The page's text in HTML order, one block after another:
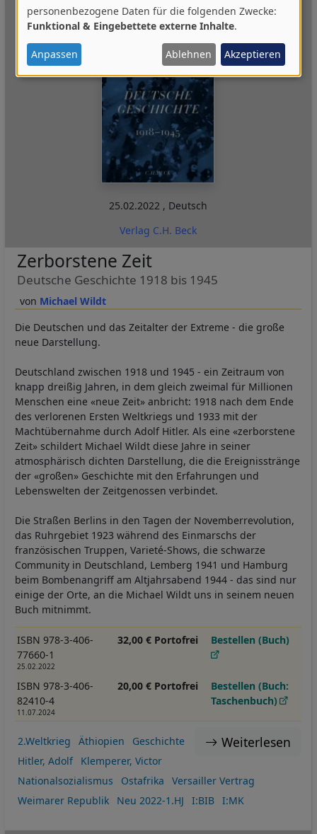
25.02.2022 , Deutsch
Verlag C.H. Beck
Michael Wildt
Zerborstene Zeit
Deutsche Geschichte 1918 bis 1945
Die Deutschen und das Zeitalter der Extreme - die große
neue Darstellung.
Deutschland zwischen 1918 und 1945 - ein Zeitraum von
knapp dreißig Jahren, in dem gleich zweimal für Millionen
Menschen eine «neue Zeit» anbricht: 1918 nach dem Ende
des verlorenen Ersten Weltkriegs und 1933 mit der
Machtübernahme durch Adolf Hitler. Als eine «zerborstene
Zeit» schildert Michael Wildt diese Jahre in seiner
atmosphärisch dichten Darstellung, die die Ereignisstränge
der «großen» Geschichte mit den Erfahrungen und
Lebenswelten der Zeitgenossen verbindet.
Die Straßen Berlins in den Tagen der Novemberrevolution,
das Ruhrgebiet 1923 während des Einmarschs der
französischen Truppen, Varieté-Shows, die schwarze
Community in Deutschland, Lemberg 1941 und Hamburg
beim Bombenangriff am Altjahrsabend 1944 - das sind nur
einige der Orte, an die Michael Wildt uns in seinem neuen
Buch mitnimmt.
ISBN 978-3-406-
77660-1
25.02.2022
32,00 € Portofrei Bestellen (Buch)
ISBN 978-3-406-
82410-4
11.07.2024
20,00 € Portofrei
Bestellen (Buch:
Taschenbuch)
Weiterlesen
2.Weltkrieg Äthiopien
Geschichte
Hitler, Adolf
Klemperer, Victor
Nationalsozialismus
Ostafrika
Versailler Vertrag
Weimarer Republik
Neu 2022-1.HJ I:BIB I:MK
Verwendung
von
personenbezogenen
Daten
personenbezogene Daten für die folgenden Zwecke:
Funktional & Eingebettete externe Inhalte.
Anpassen Ablehnen Akzeptieren